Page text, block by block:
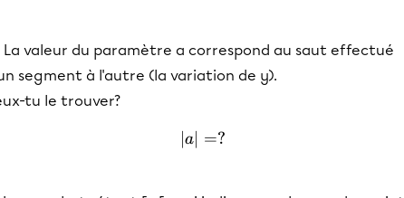
La valeur du paramètre a correspond au saut effectué
segment à l'autre (la variation de y).
tu le trouver?
{\mid}a{\mid} = ?
∣a =?